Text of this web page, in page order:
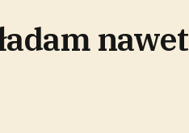
nawet